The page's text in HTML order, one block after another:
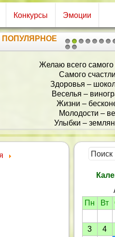
Конкурсы Эмоции
1 2
2021
ПОПУЛЯРНОЕ
Желаю всего самого
Самого
Здоровья –
Веселья –
Жизни –
Молодости –
Улыбки –
И жить будет
Пн
Вт
3
4